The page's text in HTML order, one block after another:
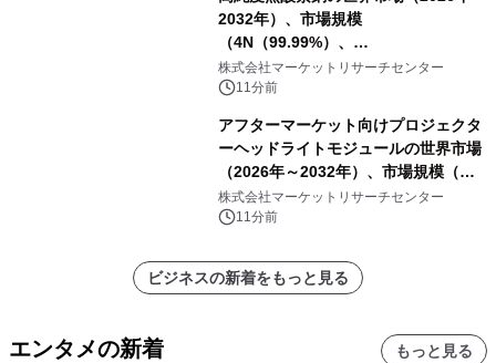
2032年）、市場規模
（4N（99.99%）、
4N5（99.995%）、5N（99.999%）、
5N5（99.9995%））・分析レポート
株式会社マーケットリサーチセンター
11分前
アフターマーケット向けプロジェクタ
ーヘッドライトモジュールの世界市場
（2026年～2032年）、市場規模（シ
ングルダイレクトビーム、デュアルダ
イレクトビーム、その他）・分析レポ
株式会社マーケットリサーチセンター
11分前
ビジネスの新着をもっと見る
エンタメの新着 もっと見る